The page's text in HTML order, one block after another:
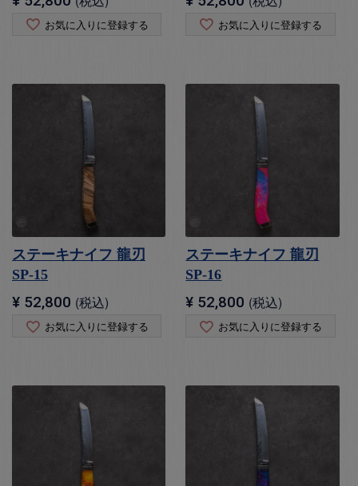
お気に入りに登録する お気に入りに登録する
ステーキナイフ 龍刃
SP-15
¥ 52,800 税込
お気に入りに登録する
ステーキナイフ 龍刃
SP-16
¥ 52,800 税込
お気に入りに登録する